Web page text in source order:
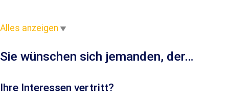
Alles anzeigen
Sie wünschen sich jemanden, der…
Ihre Interessen vertritt?